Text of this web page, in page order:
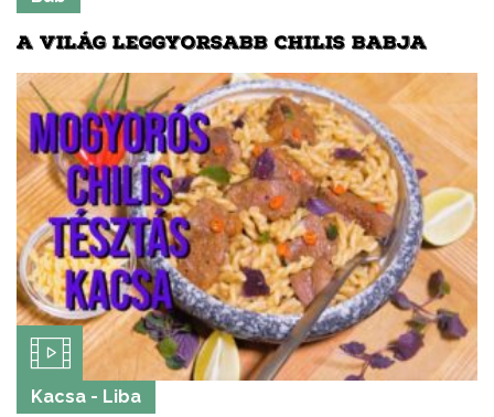
A VILÁG LEGGYORSABB CHILIS BABJA
Kacsa - Liba